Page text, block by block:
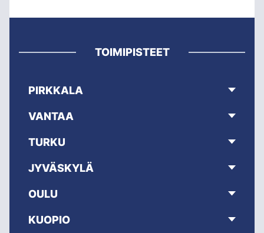
TOIMIPISTEET
PIRKKALA
VANTAA
TURKU
JYVÄSKYLÄ
OULU
KUOPIO